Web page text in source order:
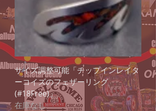
サイズ調整可能「チップインレイタ
ーコイズのフェザーリング
(#18Free)」
在庫なし